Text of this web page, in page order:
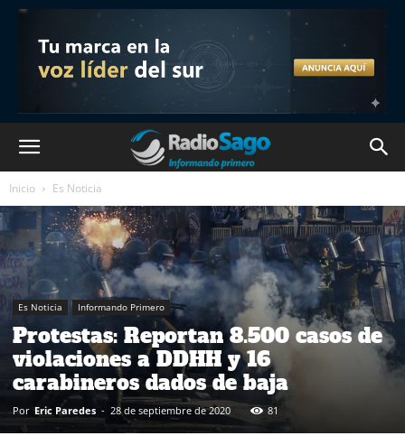
Inicio Es Noticia
Es Noticia Informando Primero
Protestas: Reportan 8.500 casos de
violaciones a DDHH y 16
carabineros dados de baja
Por Eric Paredes - 28 de septiembre de 2020 81